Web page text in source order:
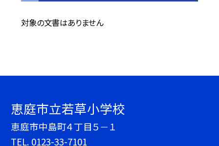
対象の文書はありません
恵庭市立若草小学校
恵庭市中島町４丁目５－１
TEL. 0123-33-7101